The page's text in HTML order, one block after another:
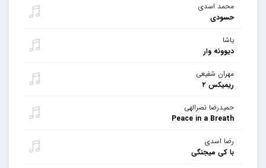
محمد اسدی
حسودی
یاشا
دیوونه وار
مهران شفیعی
ریمیکس ۲
حمیدرضا نصرالهی
Peace in a Breath
رضا اسدی
با کی میجنگی